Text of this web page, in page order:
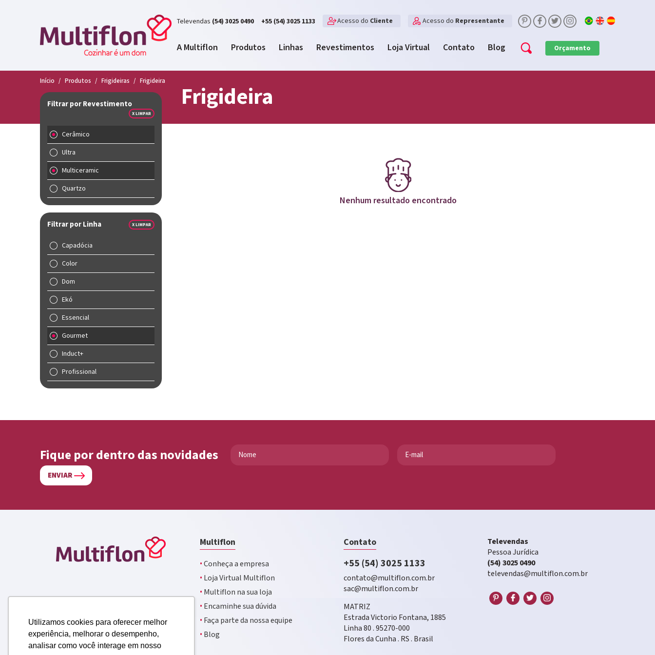
Utilizamos cookies para oferecer melhor
experiência, melhorar o desempenho,
analisar como você interage em nosso
Televendas (54) 3025 0490 +55 (54) 3025 1133 Acesso do Cliente Acesso do Representante
A Multiflon Produtos Linhas Revestimentos Loja Virtual Contato Blog Orçamento
Início / Produtos / Frigideiras / Frigideira
Frigideira
Filtrar por Revestimento
X LIMPAR
Cerâmico
Ultra
Multiceramic
Quartzo
Filtrar por Linha X LIMPAR
Capadócia
Color
Dom
Ekó
Essencial
Gourmet
Induct+
Profissional
Nenhum resultado encontrado
Fique por dentro das novidades
ENVIAR
Multiflon
·Conheça a empresa
· Loja Virtual Multiflon
· Multiflon na sua loja
· Encaminhe sua dúvida
· Faça parte da nossa equipe
· Blog
Contato
+55 (54) 3025 1133
contato@multiflon.com.br
sac@multiflon.com.br
MATRIZ
Estrada Victorio Fontana, 1885
Linha 80 . 95270-000
Flores da Cunha . RS . Brasil
Televendas
Pessoa Jurídica
(54) 3025 0490
televendas@multiflon.com.br